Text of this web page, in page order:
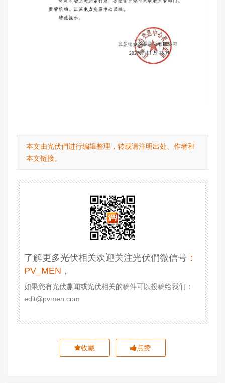
本文由光伏們进行编辑整理，转载请注明出处、作者和
本文链接。
了解更多光伏相关欢迎关注光伏們微信号 ：
PV_MEN ，
如果您有光伏趣闻或光伏相关的稿件可以投稿给我们：
edit@pvmen.com
收藏 点赞